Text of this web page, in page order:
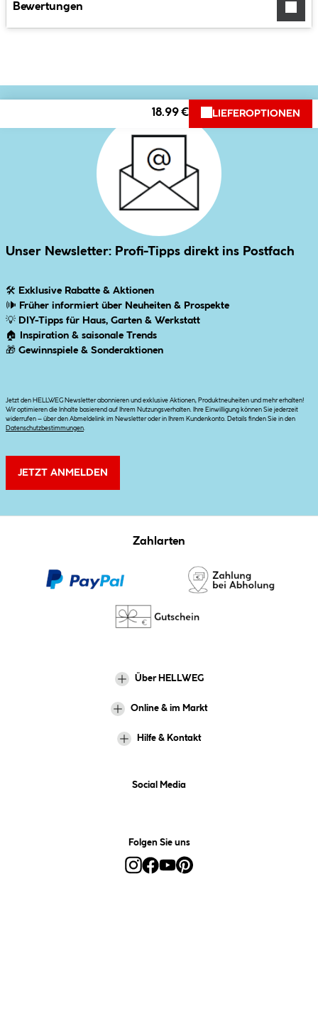
Bewertungen
18.99 € LIEFEROPTIONEN
Unser Newsletter: Profi-Tipps direkt ins Postfach
🛠 Exklusive Rabatte & Aktionen
🕪 Früher informiert über Neuheiten & Prospekte
💡 DIY-Tipps für Haus, Garten & Werkstatt
🏠
Inspiration & saisonale Trends
🎁 Gewinnspiele & Sonderaktionen
Jetzt den HELLWEG Newsletter abonnieren und exklusive Aktionen, Produktneuheiten und mehr erhalten!
Wir optimieren die Inhalte basierend auf Ihrem Nutzungsverhalten. Ihre Einwilligung können Sie jederzeit
widerrufen – über den Abmeldelink im Newsletter oder in Ihrem Kundenkonto. Details finden Sie in den
Datenschutzbestimmungen
JETZT ANMELDEN
Zahlarten
Über HELLWEG
Online & im Markt
Hilfe & Kontakt
Social Media
Folgen Sie uns